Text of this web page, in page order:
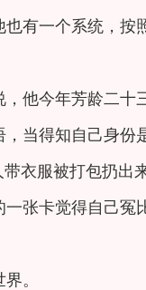
也有一个系统，
，他今年芳龄二
当得知自己身
衣服被打包扔出
一张卡觉得自己
。